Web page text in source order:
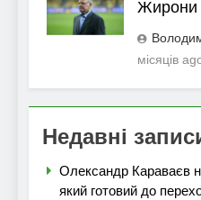
Жирони
місяців
Недавні
Олександр Караваєв
який готовий до